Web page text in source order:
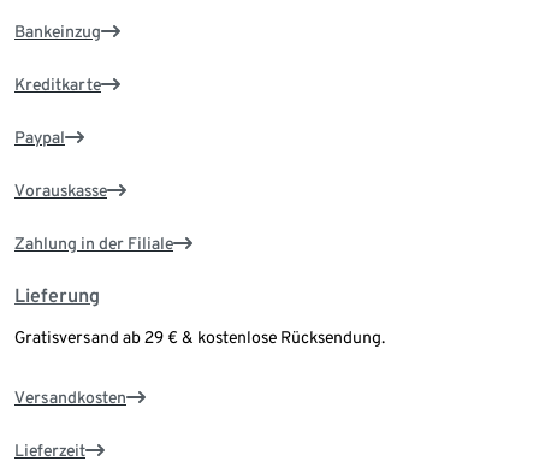
Bankeinzug
Kreditkarte
Paypal
Vorauskasse
Zahlung in der Filiale
Lieferung
Gratisversand ab 29 € & kostenlose Rücksendung.
Versandkosten
Lieferzeit